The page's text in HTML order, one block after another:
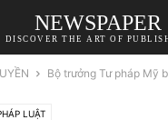
NEWSPAPER
DISCOVER THE ART OF
Bộ trưởng Tư pháp Mỹ
LUẬT